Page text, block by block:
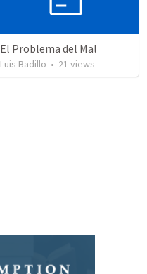
El Problema del Mal
Luis Badillo • 21 views